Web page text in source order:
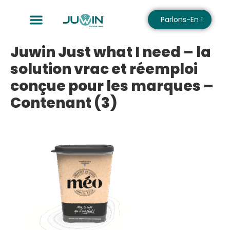
Parlons-En !
Juwin Just what I need – la
solution vrac et réemploi
conçue pour les marques –
Contenant (3)